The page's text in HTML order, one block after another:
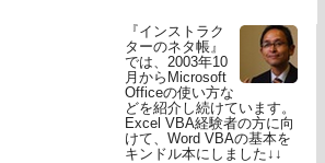
『インストラク
ターのネタ帳』
では、2003年10
月からMicrosoft
Officeの使い方な
どを紹介し続けています。
Excel VBA経験者の方に向
けて、Word VBAの基本を
キンドル本にしました↓↓